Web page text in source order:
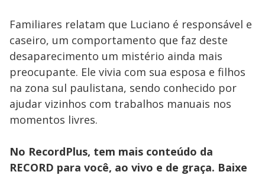
Familiares relatam que Luciano é responsável e
caseiro, um comportamento que faz deste
desaparecimento um mistério ainda mais
preocupante. Ele vivia com sua esposa e filhos
na zona sul paulistana, sendo conhecido por
ajudar vizinhos com trabalhos manuais nos
momentos livres.
No RecordPlus, tem mais conteúdo da
RECORD para você, ao vivo e de graça. Baixe